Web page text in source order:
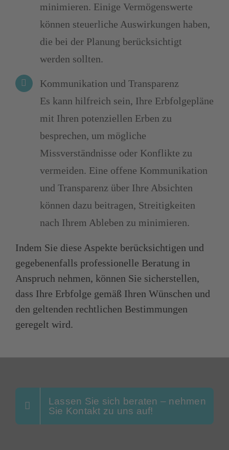
minimieren. Einige Vermögenswerte
können steuerliche Auswirkungen haben,
die bei der Planung berücksichtigt
werden sollten.
Kommunikation und Transparenz
Es kann hilfreich sein, Ihre Erbfolgepläne
mit Ihren potenziellen Erben zu
besprechen, um mögliche
Missverständnisse oder Konflikte zu
vermeiden. Eine offene Kommunikation
und Transparenz über Ihre Absichten
können dazu beitragen, Streitigkeiten
nach Ihrem Ableben zu minimieren.
Indem Sie diese Aspekte berücksichtigen und
gegebenenfalls professionelle Beratung in
Anspruch nehmen, können Sie sicherstellen,
dass Ihre Erbfolge gemäß Ihren Wünschen und
den geltenden rechtlichen Bestimmungen
geregelt wird.
Lassen Sie sich beraten – nehmen
Sie Kontakt zu uns auf!